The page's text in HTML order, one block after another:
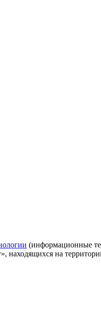
(информационные
находящихся на